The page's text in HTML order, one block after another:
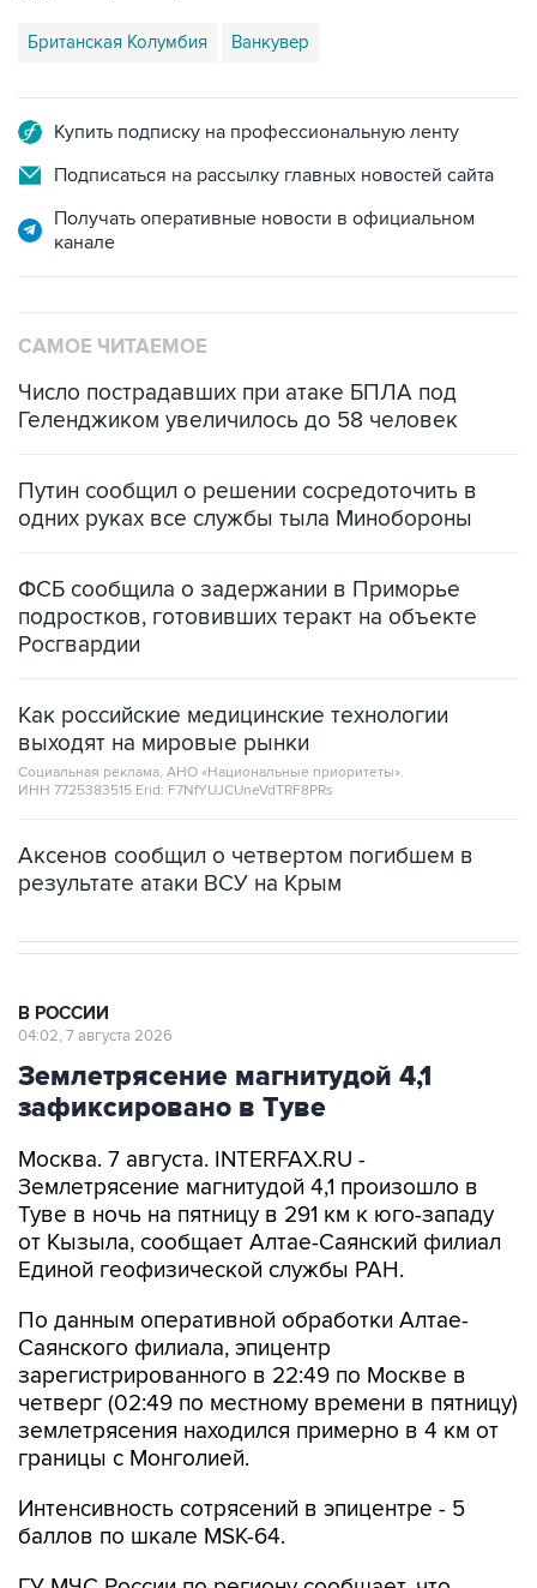
Британская Колумбия Ванкувер
Купить подписку на профессиональную ленту
Подписаться на рассылку главных новостей сайта
Получать оперативные новости в официальном
канале
САМОЕ ЧИТАЕМОЕ
Число пострадавших при атаке БПЛА под
Геленджиком увеличилось до 58 человек
Путин сообщил о решении сосредоточить в
одних руках все службы тыла Минобороны
ФСБ сообщила о задержании в Приморье
подростков, готовивших теракт на объекте
Росгвардии
Как российские медицинские технологии
выходят на мировые рынки
Социальная реклама, АНО «Национальные приоритеты».
ИНН 7725383515 Erid: F7NfYUJCUneVdTRF8PRs
Аксенов сообщил о четвертом погибшем в
результате атаки ВСУ на Крым
В РОССИИ
04:02, 7 августа 2026
Землетрясение магнитудой 4,1
зафиксировано в Туве
Москва. 7 августа. INTERFAX.RU -
Землетрясение магнитудой 4,1 произошло в
Туве в ночь на пятницу в 291 км к юго-западу
от Кызыла, сообщает Алтае-Саянский филиал
Единой геофизической службы РАН.
По данным оперативной обработки Алтае-
Саянского филиала, эпицентр
зарегистрированного в 22:49 по Москве в
четверг (02:49 по местному времени в пятницу)
землетрясения находился примерно в 4 км от
границы с Монголией.
Интенсивность сотрясений в эпицентре - 5
баллов по шкале MSK-64.